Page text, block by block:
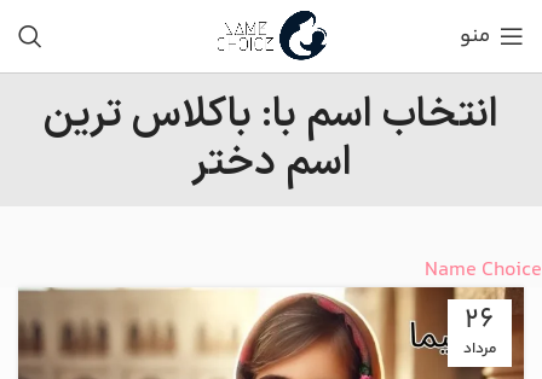
منو
انتخاب اسم با: باکلاس ترین
اسم دختر
Name Choice
26
مرداد